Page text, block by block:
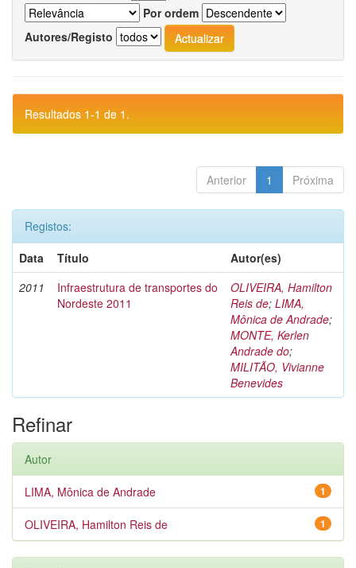
Por ordem
Autores/Registo
Resultados 1-1 de 1.
Anterior 1 Próxima
Registos:
Data
Título
Autor(es)
2011
Infraestrutura de transportes do
Nordeste 2011
OLIVEIRA, Hamilton
Reis de; LIMA,
Mônica de Andrade;
MONTE, Kerlen
Andrade do;
MILITÃO, Vivianne
Benevides
Refinar
Autor
1
LIMA, Mônica de Andrade
1
OLIVEIRA, Hamilton Reis de